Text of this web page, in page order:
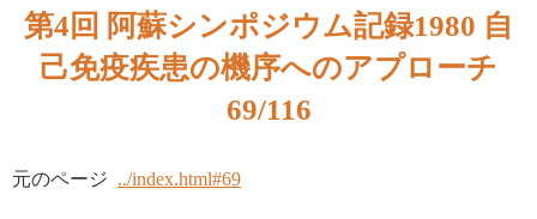
第4回 阿蘇シンポジウム記録1980 自
己免疫疾患の機序へのアプローチ
69/116
元のページ ../index.html#69